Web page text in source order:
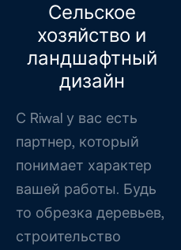
Сельское
хозяйство и
ландшафтный
дизайн
С Riwal у вас есть
партнер, который
понимает характер
вашей работы. Будь
то обрезка деревьев,
строительство